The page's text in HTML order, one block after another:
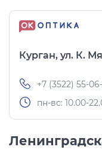
Курган, ул. К.
+7 (3522) 55-
пн-вс: 10.00-